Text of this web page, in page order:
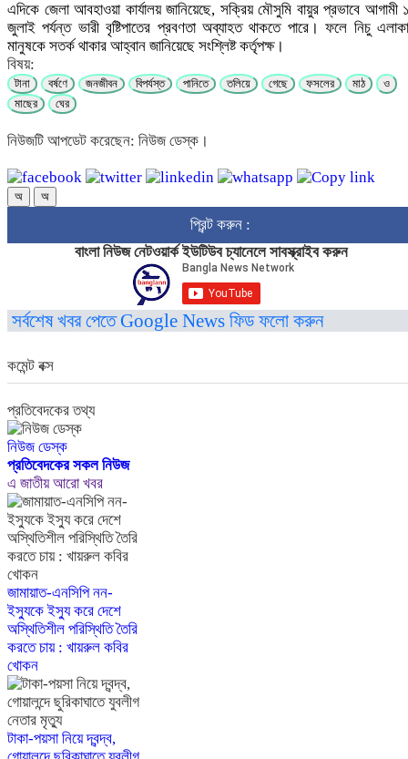
এদিকে জেলা আবহাওয়া কার্যালয় জানিয়েছে, সক্রিয় মৌসুমি বায়ুর প্রভাবে আগামী
জুলাই পর্যন্ত ভারী বৃষ্টিপাতের প্রবণতা অব্যাহত থাকতে পারে। ফলে নিচু
মানুষকে সতর্ক থাকার আহ্বান জানিয়েছে সংশ্লিষ্ট কর্তৃপক্ষ।
বিষয়:
টানা বর্ষণে জনজীবন বিপর্যস্ত পানিতে তলিয়ে গেছে ফসলের মাঠ
ও
মাছের
ঘের
নিউজটি আপডেট করেছেন: নিউজ ডেস্ক।
অ অ
প্রিন্ট করুন :
বাংলা নিউজ নেটওয়ার্ক ইউটিউব চ্যানেলে সাবস্ক্রাইব করুন
সর্বশেষ খবর পেতে Google News ফিড ফলো করুন
কমেন্ট বক্স
প্রতিবেদকের তথ্য
নিউজ ডেস্ক
প্রতিবেদকের সকল নিউজ
এ জাতীয় আরো খবর
জামায়াত-এনসিপি নন-
ইস্যুকে ইস্যু করে দেশে
অস্থিতিশীল পরিস্থিতি তৈরি
করতে চায় : খায়রুল কবির
খোকন
টাকা-পয়সা নিয়ে দ্বন্দ্ব,